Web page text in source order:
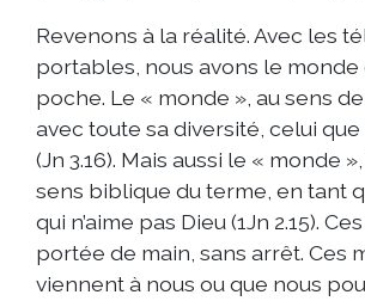
Revenons à la réalité. Avec les
portables, nous avons le monde
poche. Le « monde », au sens
avec toute sa diversité, celui que
(Jn 3.16). Mais aussi le « monde
sens biblique du terme, en tant
qui n’aime pas Dieu (1Jn 2.15).
portée de main, sans arrêt. Ces
viennent à nous ou que nous